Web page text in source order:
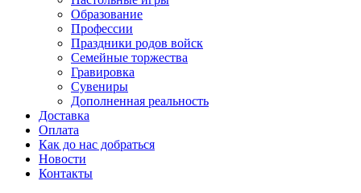
Образование
Профессии
Праздники родов войск
Семейные торжества
Гравировка
Сувениры
Дополненная реальность
Доставка
Оплата
Как до нас добраться
Новости
Контакты